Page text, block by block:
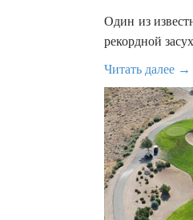
Один из
рекордной
Читать далее →